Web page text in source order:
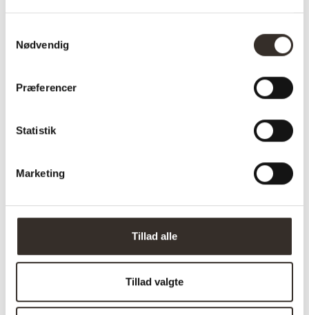
Nødvendig
Præferencer
Statistik
Marketing
Tillad alle
Tillad valgte